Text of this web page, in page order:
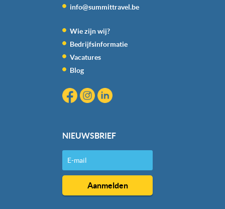
info@summittravel.be
Wie zijn wij?
Bedrijfsinformatie
Vacatures
Blog
NIEUWSBRIEF